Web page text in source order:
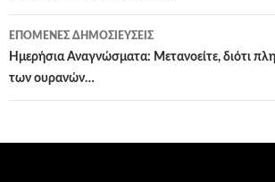
ΕΠΌΜΕΝΕΣ ΔΗΜΟΣΙΕΎΣΕΙΣ
Ημερήσια Αναγνώσματα: Μετανοείτε, διότι
των ουρανών…